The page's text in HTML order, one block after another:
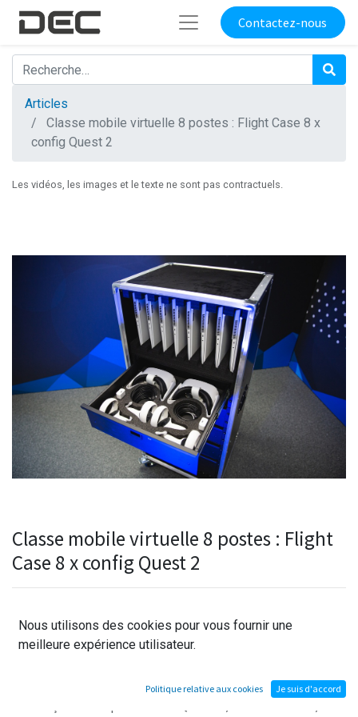
Contactez-nous
Articles
Classe mobile virtuelle 8 postes : Flight Case 8 x
config Quest 2
Les vidéos, les images et le texte ne sont pas contractuels.
Classe mobile virtuelle 8 postes : Flight
Case 8 x config Quest 2
Oculus Quest 2 ( Casque + PC ) constitué de :
- 4 tiroirs 19" 3U équipés de mousse de calage, chaque
Nous utilisons des cookies pour vous fournir une
meilleure expérience utilisateur.
Politique relative aux cookies Je suis d'accord